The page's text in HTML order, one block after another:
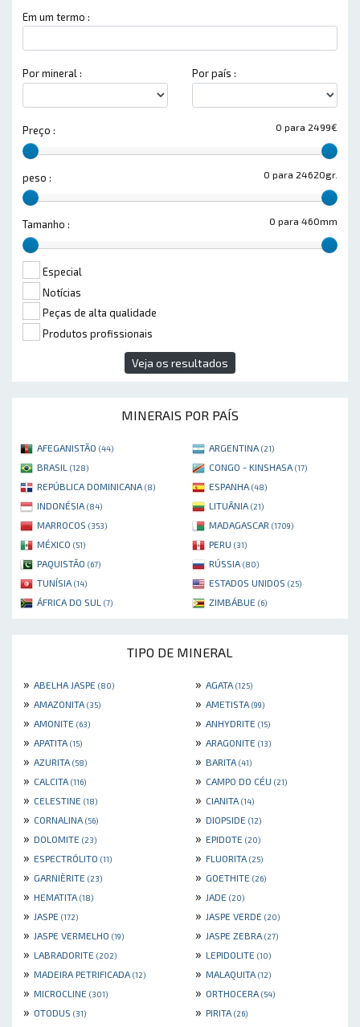
Em um termo :
Por mineral : Por país :
0 para 2499€
Preço :
0 para 24620gr.
peso :
0 para 460mm
Tamanho :
Especial
Notícias
Peças de alta qualidade
Produtos profissionais
Veja os resultados
MINERAIS POR PAÍS
AFEGANISTÃO (44) ARGENTINA (21)
BRASIL (128) CONGO - KINSHASA (17)
REPÚBLICA DOMINICANA (8) ESPANHA (48)
INDONÉSIA (84) LITUÂNIA (21)
MARROCOS (353) MADAGASCAR (1709)
MÉXICO (51) PERU (31)
PAQUISTÃO (67) RÚSSIA (80)
TUNÍSIA (14) ESTADOS UNIDOS (25)
ÁFRICA DO SUL (7) ZIMBÁBUE (6)
TIPO DE MINERAL
» ABELHA JASPE (80) » AGATA (125)
» AMAZONITA (35) » AMETISTA (99)
» AMONITE (63) » ANHYDRITE (15)
» APATITA (15) » ARAGONITE (13)
» AZURITA (58) » BARITA (41)
» CALCITA (116) » CAMPO DO CÉU (21)
» CELESTINE (18) » CIANITA (14)
» CORNALINA (56) » DIOPSIDE (12)
» DOLOMITE (23) » EPIDOTE (20)
» ESPECTRÓLITO (11) » FLUORITA (25)
» GARNIÈRITE (23) » GOETHITE (26)
» HEMATITA (18) » JADE (20)
» JASPE (172) » JASPE VERDE (20)
» JASPE VERMELHO (19) » JASPE ZEBRA (27)
» LABRADORITE (202) » LEPIDOLITE (10)
» MADEIRA PETRIFICADA (12) » MALAQUITA (12)
» MICROCLINE (301) » ORTHOCERA (54)
» OTODUS (31) » PIRITA (26)